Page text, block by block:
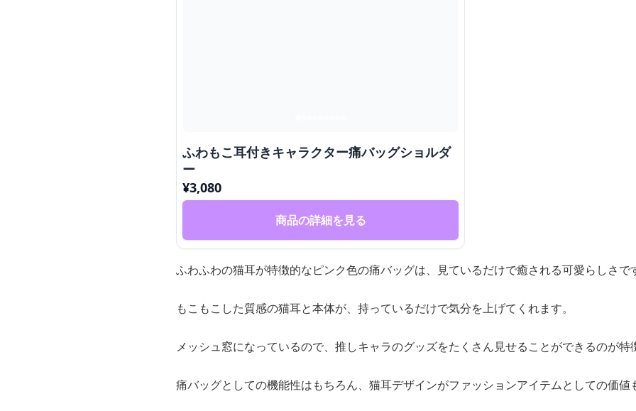
ふわもこ耳付きキャラクター痛バッグショルダ
ー
¥3,080
商品の詳細を見る
ふわふわの猫耳が特徴的なピンク色の痛バッグは、見ているだけで癒される可愛らしさで
もこもこした質感の猫耳と本体が、持っているだけで気分を上げてくれます。
メッシュ窓になっているので、推しキャラのグッズをたくさん見せることができるのが特
痛バッグとしての機能性はもちろん、猫耳デザインがファッションアイテムとしての価値